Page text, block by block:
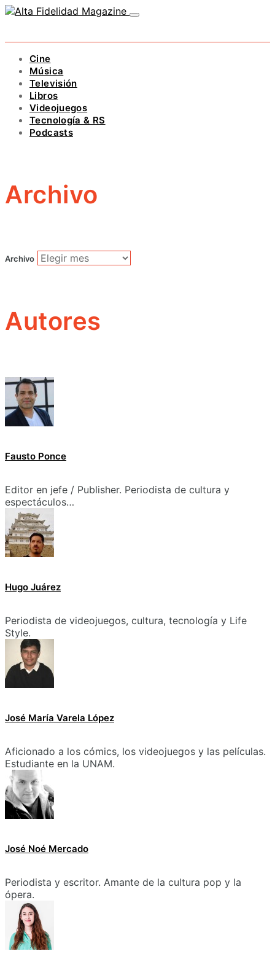
Cine
Música
Televisión
Libros
Videojuegos
Tecnología & RS
Podcasts
Archivo
Archivo
Autores
Fausto Ponce
Editor en jefe / Publisher. Periodista de cultura y
espectáculos…
Hugo Juárez
Periodista de videojuegos, cultura, tecnología y Life
Style.
José María Varela López
Aficionado a los cómics, los videojuegos y las películas.
Estudiante en la UNAM.
José Noé Mercado
Periodista y escritor. Amante de la cultura pop y la
ópera.